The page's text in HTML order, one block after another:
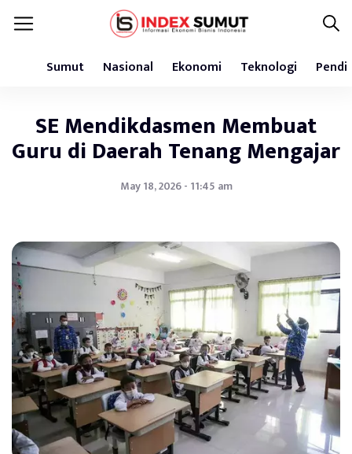
Sumut Nasional Ekonomi Teknologi
SE Mendikdasmen Membuat
Guru di Daerah Tenang Mengajar
May 18, 2026 - 11:45 am